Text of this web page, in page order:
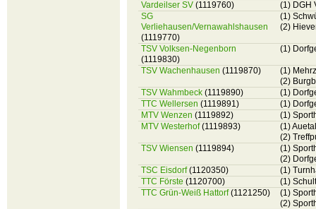
Vardeilser SV (1119760)
(1) DGH
SG
Verliehausen/Vernawahlshausen
(1119770)
(1)
(2)
TSV Volksen-Negenborn
(1119830)
(1)
TSV Wachenhausen (1119870)
(1)
(2)
TSV Wahmbeck (1119890)
(1)
TTC Wellersen (1119891)
(1)
MTV Wenzen (1119892)
(1)
MTV Westerhof(1119893)
(1)
(2)
TSV Wiensen (1119894)
(1)
(2)
TSC Eisdorf(1120350)
(1)
TTC Förste (1120700)
(1)
TTC Grün-Weiß Hattorf(1121250)
(1)
(2)